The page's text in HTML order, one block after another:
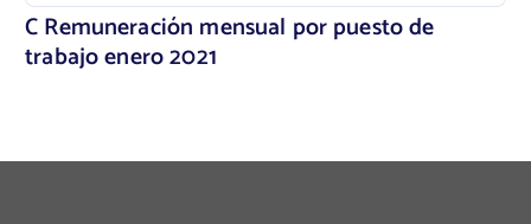
C Remuneración mensual por puesto de
trabajo enero 2021